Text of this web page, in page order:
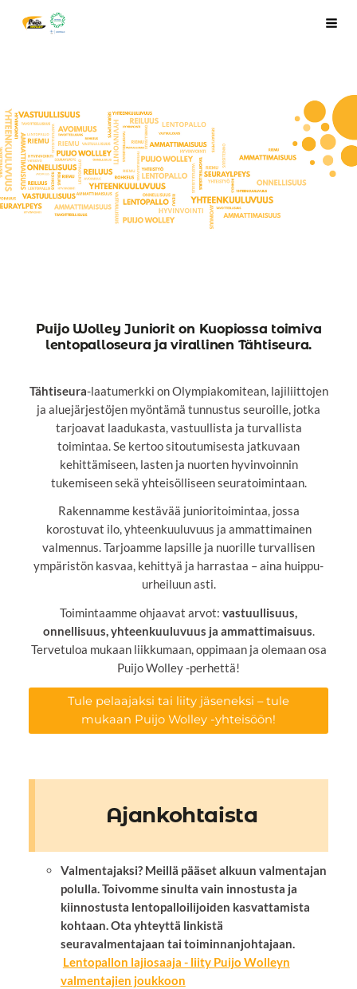
Siirry
sivun
Puijo Wolley Juniorit ry
Puijo Wolley Juniorit on Kuopiossa toimiva
lentopalloseura ja virallinen Tähtiseura.
Tähtiseura-laatumerkki on Olympiakomitean, lajiliittojen
ja aluejärjestöjen myöntämä tunnustus seuroille, jotka
tarjoavat laadukasta, vastuullista ja turvallista
toimintaa. Se kertoo sitoutumisesta jatkuvaan
kehittämiseen, lasten ja nuorten hyvinvoinnin
tukemiseen sekä yhteisölliseen seuratoimintaan.
Rakennamme kestävää junioritoimintaa, jossa
korostuvat ilo, yhteenkuuluvuus ja ammattimainen
valmennus. Tarjoamme lapsille ja nuorille turvallisen
ympäristön kasvaa, kehittyä ja harrastaa – aina huippu-
urheiluun asti.
Toimintaamme ohjaavat arvot: vastuullisuus,
onnellisuus, yhteenkuuluvuus ja ammattimaisuus.
Tervetuloa mukaan liikkumaan, oppimaan ja olemaan osa
Puijo Wolley -perhettä!
Tule pelaajaksi tai liity jäseneksi – tule
mukaan Puijo Wolley -yhteisöön!
Ajankohtaista
Valmentajaksi? Meillä pääset alkuun valmentajan
polulla. Toivomme sinulta vain innostusta ja
kiinnostusta lentopalloilijoiden kasvattamista
kohtaan. Ota yhteyttä linkistä
seuravalmentajaan tai toiminnanjohtajaan.
Lentopallon lajiosaaja - liity Puijo Wolleyn
valmentajien joukkoon